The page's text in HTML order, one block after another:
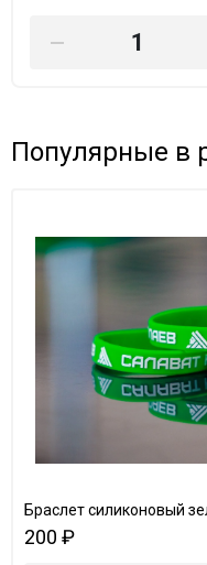
Популярные в
Браслет силиконовый
200 ₽